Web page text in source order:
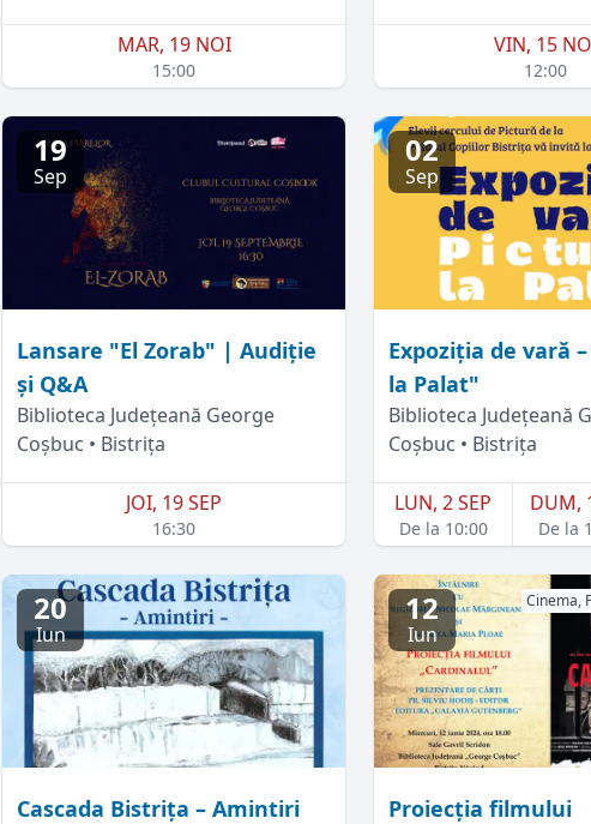
MAR, 19 NOI
15:00
VIN, 15
12:00
19
Sep
Lansare "El Zorab" | Audiție
și Q&A
Biblioteca Județeană George
Coșbuc • Bistrița
JOI, 19 SEP
16:30
02
Sep
Expoziția de vară
la Palat"
Biblioteca Județeană
Coșbuc • Bistrița
LUN, 2 SEP
De la 10:00
DUM,
De la
20
Iun
Cascada Bistrița – Amintiri
12
Iun
Cinema,
Proiecția filmului